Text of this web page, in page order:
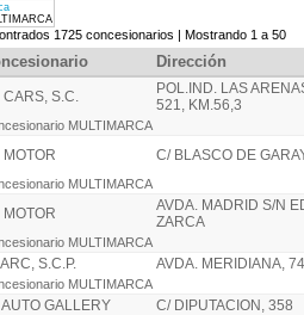
1725 concesionarios | Mostrando 1 a 50
Dirección
CARS, S.C.
POL.IND. LAS
521, KM.56,3
MULTIMARCA
MOTOR C/ BLASCO DE
MULTIMARCA
MOTOR
AVDA. MADRID S/N
ZARCA
MULTIMARCA
S.C.P. AVDA. MERIDIANA,
MULTIMARCA
GALLERY C/ DIPUTACION, 358